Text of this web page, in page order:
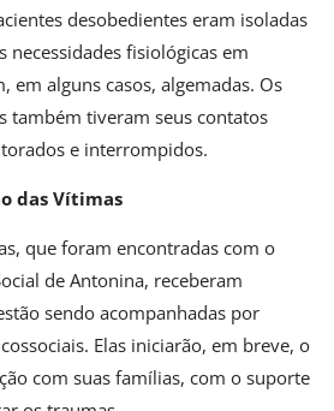
desobedientes eram isoladas
necessidades fisiológicas em
em alguns casos, algemadas. Os
também tiveram seus contatos
e interrompidos.
das Vítimas
que foram encontradas com o
de Antonina, receberam
sendo acompanhadas por
Elas iniciarão, em breve, o
com suas famílias, com o suporte